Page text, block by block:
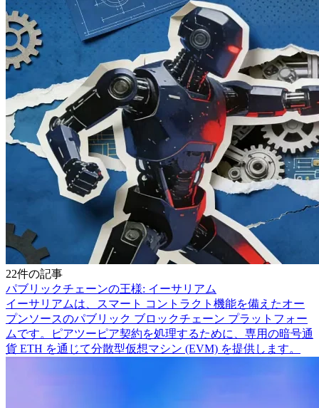
22件の記事
パブリックチェーンの王様: イーサリアム
イーサリアムは、スマート コントラクト機能を備えたオー
プンソースのパブリック ブロックチェーン プラットフォー
ムです。ピアツーピア契約を処理するために、専用の暗号通
貨 ETH を通じて分散型仮想マシン (EVM) を提供します。